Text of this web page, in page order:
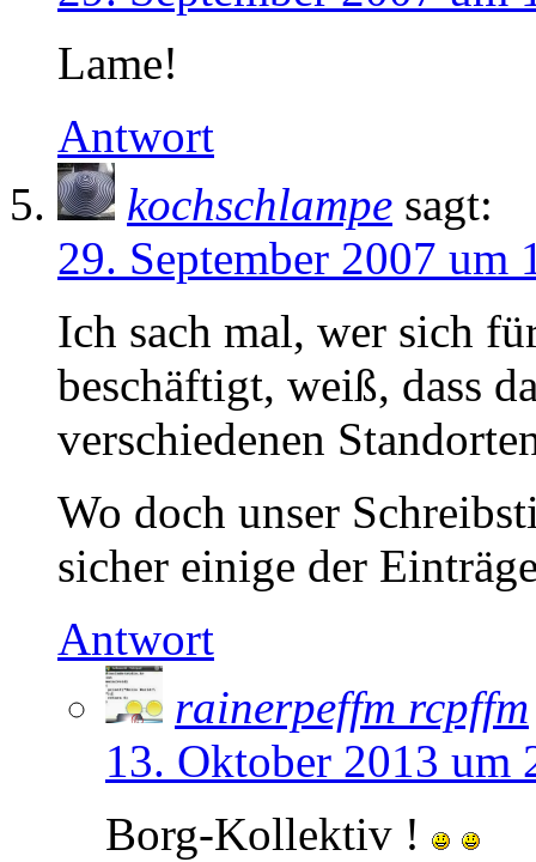
Lame!
Antwort
kochschlampe sagt:
29. September 2007 um
Ich sach mal, wer sich
beschäftigt, weiß, dass
verschiedenen
Wo doch unser
sicher einige der
Antwort
rainerpeffm rcpffm
13. Oktober 2013 um
Borg-Kollektiv !